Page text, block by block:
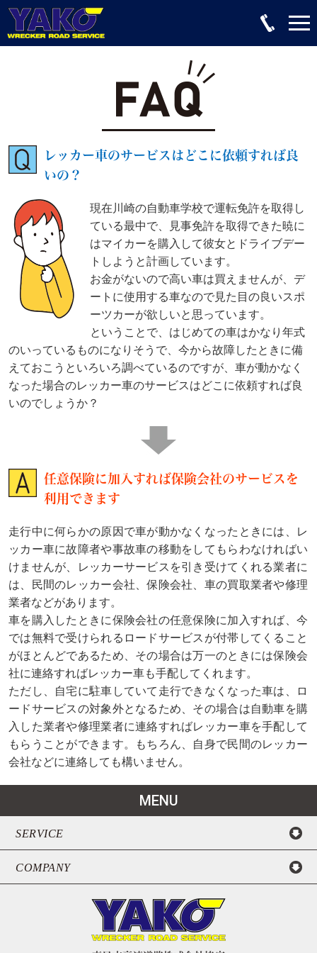
レッカー車のサービスはどこに依頼すれば良
いの？
現在川崎の自動車学校で運転免許を取得し
ている最中で、見事免許を取得できた暁に
はマイカーを購入して彼女とドライブデー
トしようと計画しています。
お金がないので高い車は買えませんが、デ
ートに使用する車なので見た目の良いスポ
ーツカーが欲しいと思っています。
ということで、はじめての車はかなり年式
のいっているものになりそうで、今から故障したときに備
えておこうといろいろ調べているのですが、車が動かなく
なった場合のレッカー車のサービスはどこに依頼すれば良
いのでしょうか？
任意保険に加入すれば保険会社のサービスを
利用できます
走行中に何らかの原因で車が動かなくなったときには、レ
ッカー車に故障者や事故車の移動をしてもらわなければい
けませんが、レッカーサービスを引き受けてくれる業者に
は、民間のレッカー会社、保険会社、車の買取業者や修理
業者などがあります。
車を購入したときに保険会社の任意保険に加入すれば、今
では無料で受けられるロードサービスが付帯してくること
がほとんどであるため、その場合は万一のときには保険会
社に連絡すればレッカー車も手配してくれます。
ただし、自宅に駐車していて走行できなくなった車は、ロ
ードサービスの対象外となるため、その場合は自動車を購
入した業者や修理業者に連絡すればレッカー車を手配して
もらうことができます。もちろん、自身で民間のレッカー
会社などに連絡しても構いません。
MENU
SERVICE
COMPANY